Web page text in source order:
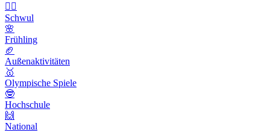
🏳️‍🌈
Schwul
🌸
Frühling
🏈
Außenaktivitäten
🥇
Olympische Spiele
🤓
Hochschule
🙌
National